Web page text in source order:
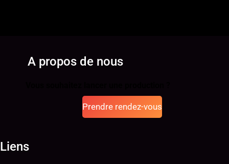
A propos de nous
Prendre rendez-vous
Liens